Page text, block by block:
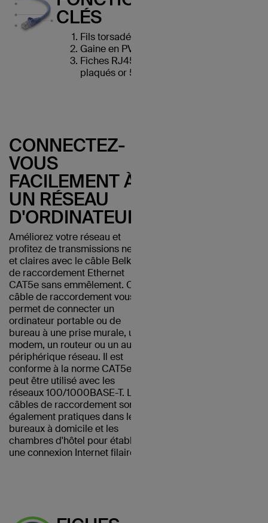
CLÉS
Fils torsadés en cuivre UTP
Gaine en PVC durable
Fiches RJ45 avec connecteurs
plaqués or 50 microns
CONNECTEZ-
VOUS
FACILEMENT À
UN RÉSEAU
D'ORDINATEURS
Améliorez votre réseau et
profitez de transmissions nettes
et claires avec le câble Belkin
de raccordement Ethernet
CAT5e sans emmêlement. Ce
câble de raccordement vous
permet de connecter un
ordinateur portable ou de
bureau à une prise murale, un
modem, un routeur ou un autre
périphérique réseau. Il est
conforme à la norme CAT5e et
peut être utilisé avec les
réseaux 100/1000BASE-T. Les
câbles de raccordement sont
également pratiques dans les
bureaux à domicile et les
chambres d'hôtel pour établir
une connexion Internet filaire.